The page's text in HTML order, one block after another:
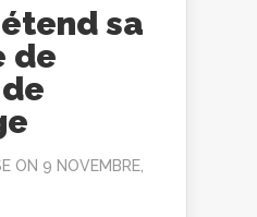
sa
de
ON 9 NOVEMBRE,